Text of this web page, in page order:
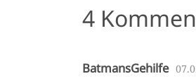
4
BatmansGehilfe